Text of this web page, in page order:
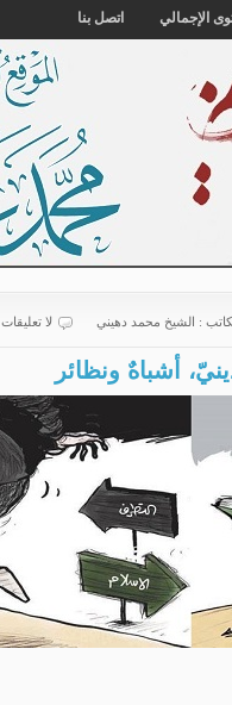
الإجمالي اتصل بنا
: الشیخ محمد دهیني لا تعليقات
أشباهٌ ونظائر